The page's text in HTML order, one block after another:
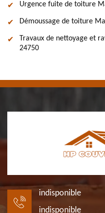
Urgence fuite de toiture
Démoussage de toiture
Travaux de nettoyage et
24750
indisponible
indisponible